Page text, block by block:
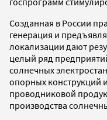
Созданная в России
генерация и
локализации дают
целый ряд
солнечных
опорных конструкций
проводниковой
производства